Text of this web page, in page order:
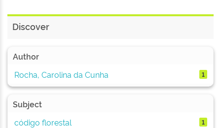
Discover
Author
Rocha, Carolina da Cunha
1
Subject
código florestal
1